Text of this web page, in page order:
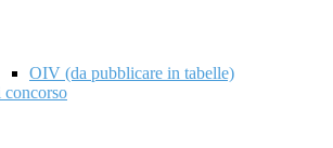
OIV (da pubblicare in tabelle)